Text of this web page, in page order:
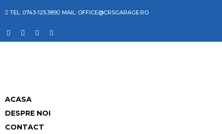
TEL: 0743-125.389 MAIL: OFFICE@CRSGARAGE.RO
ACASA
DESPRE NOI
CONTACT